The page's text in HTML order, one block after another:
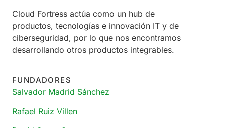
Cloud Fortress actúa como un hub de
productos, tecnologías e innovación IT y de
ciberseguridad, por lo que nos encontramos
desarrollando otros productos integrables.
FUNDADORES
Salvador Madrid Sánchez
Rafael Ruiz Villen